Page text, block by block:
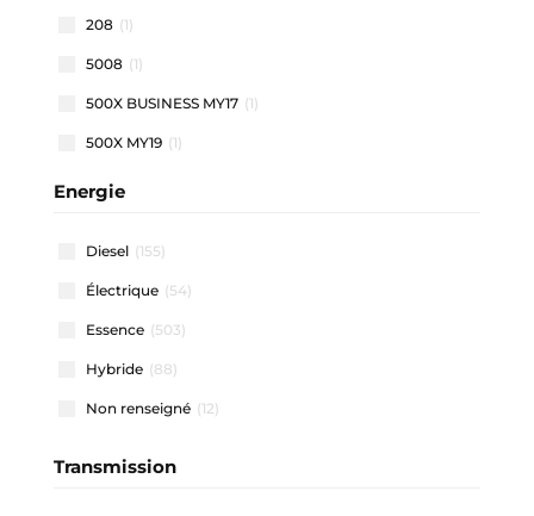
208 (1)
5008 (1)
500X BUSINESS MY17 (1)
500X MY19 (1)
500X MY22
911 CARRERA COUPE
A1 ALLSTREET
A1 SPORTBACK
A3 ALLSTREET
A3 BERLINE (1)
A3 SPORTBACK
Energie
Diesel (155)
Électrique (54)
Essence (503)
Hybride (88)
Non renseigné (12)
Transmission